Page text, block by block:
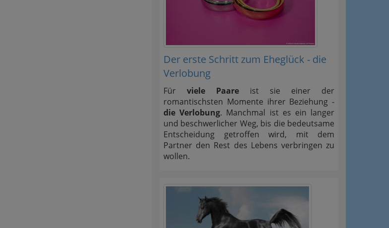
Der erste Schritt zum Eheglück - die
Verlobung
Für viele Paare ist sie einer der
romantischsten Momente ihrer Beziehung -
die Verlobung. Manchmal ist es ein langer
und beschwerlicher Weg, bis die bedeutsame
Entscheidung getroffen wird, mit dem
Partner den Rest des Lebens verbringen zu
wollen.